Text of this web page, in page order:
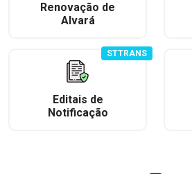
Renovação de
Alvará
Editais de
Notificação
STTRANS